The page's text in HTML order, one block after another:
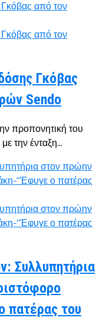
Γκόβας
Sendo
προπονητική του
την ένταξη...
Συλλυπητήρια
πατέρας του